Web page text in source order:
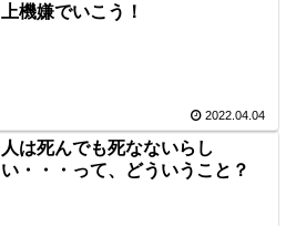
上機嫌でいこう！
2022.04.04
人は死んでも死なないらし
い・・・って、どういうこと？